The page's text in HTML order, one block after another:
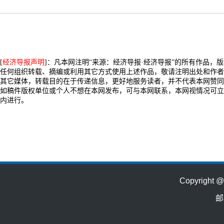
[经济导报声明]：凡本网注明“来源：经济导报·经济导报”的所有作品，
任何组织转载、摘编或利用其它方式使用上述作品，敬请注明出处和作
其它媒体，转载目的在于传递信息，更好地服务读者，并不代表本网赞
如稿件版权单位或个人不想在本网发布，可与本网联系，本网视情况可
内进行。
Copyright